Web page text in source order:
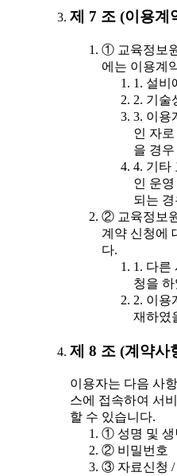
제 7 조 (이용계
① 교육정보
에는 이용계
1. 설비
2. 기술
3. 이용
인 자
을 경우
4. 기타
인 운
되는 경
② 교육정보
계약 신청에
다.
1. 다른
청을 하
2. 이용
재하였
제 8 조 (계약사
이용자는 다음 사
스에 접속하여 서
할 수 있습니다.
① 성명 및 생
② 비밀번호
③ 자료신청 /